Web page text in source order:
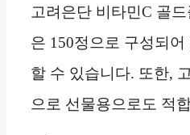
고려은단 비타민C 골
은 150정으로 구성되어
할 수 있습니다. 또한,
으로 선물용으로도 적